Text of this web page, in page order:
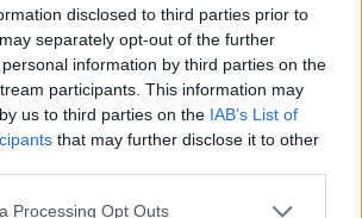
disclosed to third parties prior to
separately opt-out of the further
information by third parties on the
participants. This information may
us to third parties on the IAB’s List of
that may further disclose it to other
Processing Opt Outs